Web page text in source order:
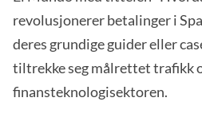
revolusjonerer betalinger i
deres grundige guider eller
tiltrekke seg målrettet trafikk
finansteknologisektoren.